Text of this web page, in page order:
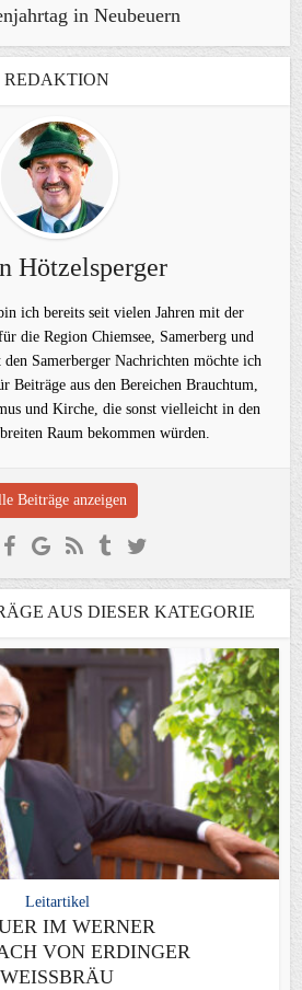
in Neubeuern
REDAKTION
Hötzelsperger
ich bereits seit vielen Jahren mit der
die Region Chiemsee, Samerberg und
Samerberger Nachrichten möchte ich
Beiträge aus den Bereichen Brauchtum,
und Kirche, die sonst vielleicht in den
Raum bekommen würden.
Beiträge anzeigen
AUS DIESER KATEGORIE
Leitartikel
IM WERNER
VON ERDINGER
WEISSBRÄU